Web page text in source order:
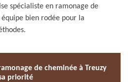
spécialiste en ramonage de
bien rodée pour la
de cheminée à Treuzy
priorité